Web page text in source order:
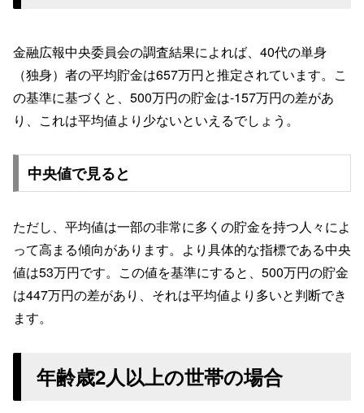
金融広報中央委員会の調査結果によれば、40代の単身
（独身）者の平均貯金は657万円と推定されています。こ
の基準に基づくと、500万円の貯金は-157万円の差があ
り、これは平均値より少ないといえるでしょう。
中央値で見ると
ただし、平均値は一部の非常に多くの貯金を持つ人々によ
って高まる傾向があります。より具体的な指標である中央
値は53万円です。この値を基準にすると、500万円の貯金
は447万円の差があり、それは平均値より多いと判断でき
ます。
年齢歳2人以上の世帯の場合